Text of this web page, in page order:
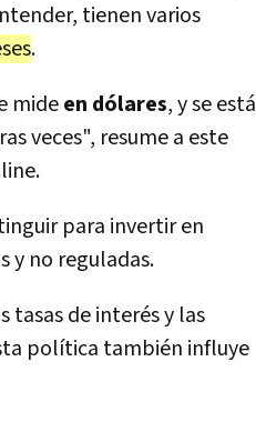
tienen varios
.
mideen dólares, y se está
veces", resume a este
para invertir en
y no reguladas.
tasas de interés y las
política también influye